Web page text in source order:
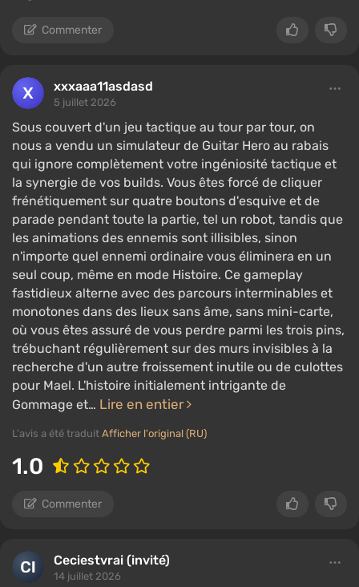
Commenter
xxxaaa11asdasd
5 juillet 2026
Sous couvert d'un jeu tactique au tour par tour, on
nous a vendu un simulateur de Guitar Hero au rabais
qui ignore complètement votre ingéniosité tactique et
la synergie de vos builds. Vous êtes forcé de cliquer
frénétiquement sur quatre boutons d'esquive et de
parade pendant toute la partie, tel un robot, tandis que
les animations des ennemis sont illisibles, sinon
n'importe quel ennemi ordinaire vous éliminera en un
seul coup, même en mode Histoire. Ce gameplay
fastidieux alterne avec des parcours interminables et
monotones dans des lieux sans âme, sans mini-carte,
où vous êtes assuré de vous perdre parmi les trois pins,
trébuchant régulièrement sur des murs invisibles à la
recherche d'un autre froissement inutile ou de culottes
pour Mael. L'histoire initialement intrigante de
Gommage et… Lire en entier
L'avis a été traduit Afficher l'original (RU)
1.0
Commenter
Ceciestvrai (invité)
14 juillet 2026